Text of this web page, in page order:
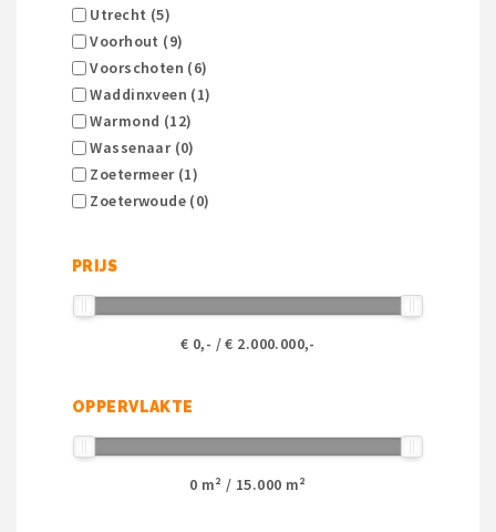
Utrecht (5)
Voorhout (9)
Voorschoten (6)
Waddinxveen (1)
Warmond (12)
Wassenaar (0)
Zoetermeer (1)
Zoeterwoude (0)
PRIJS
€ 0,- / € 2.000.000,-
OPPERVLAKTE
0 m² / 15.000 m²